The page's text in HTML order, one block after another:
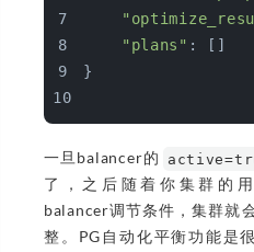
"plans" : []
}
一旦balancer的
了，之后随着你集群的
balancer调节条件，集群就
整。PG自动化平衡功能是